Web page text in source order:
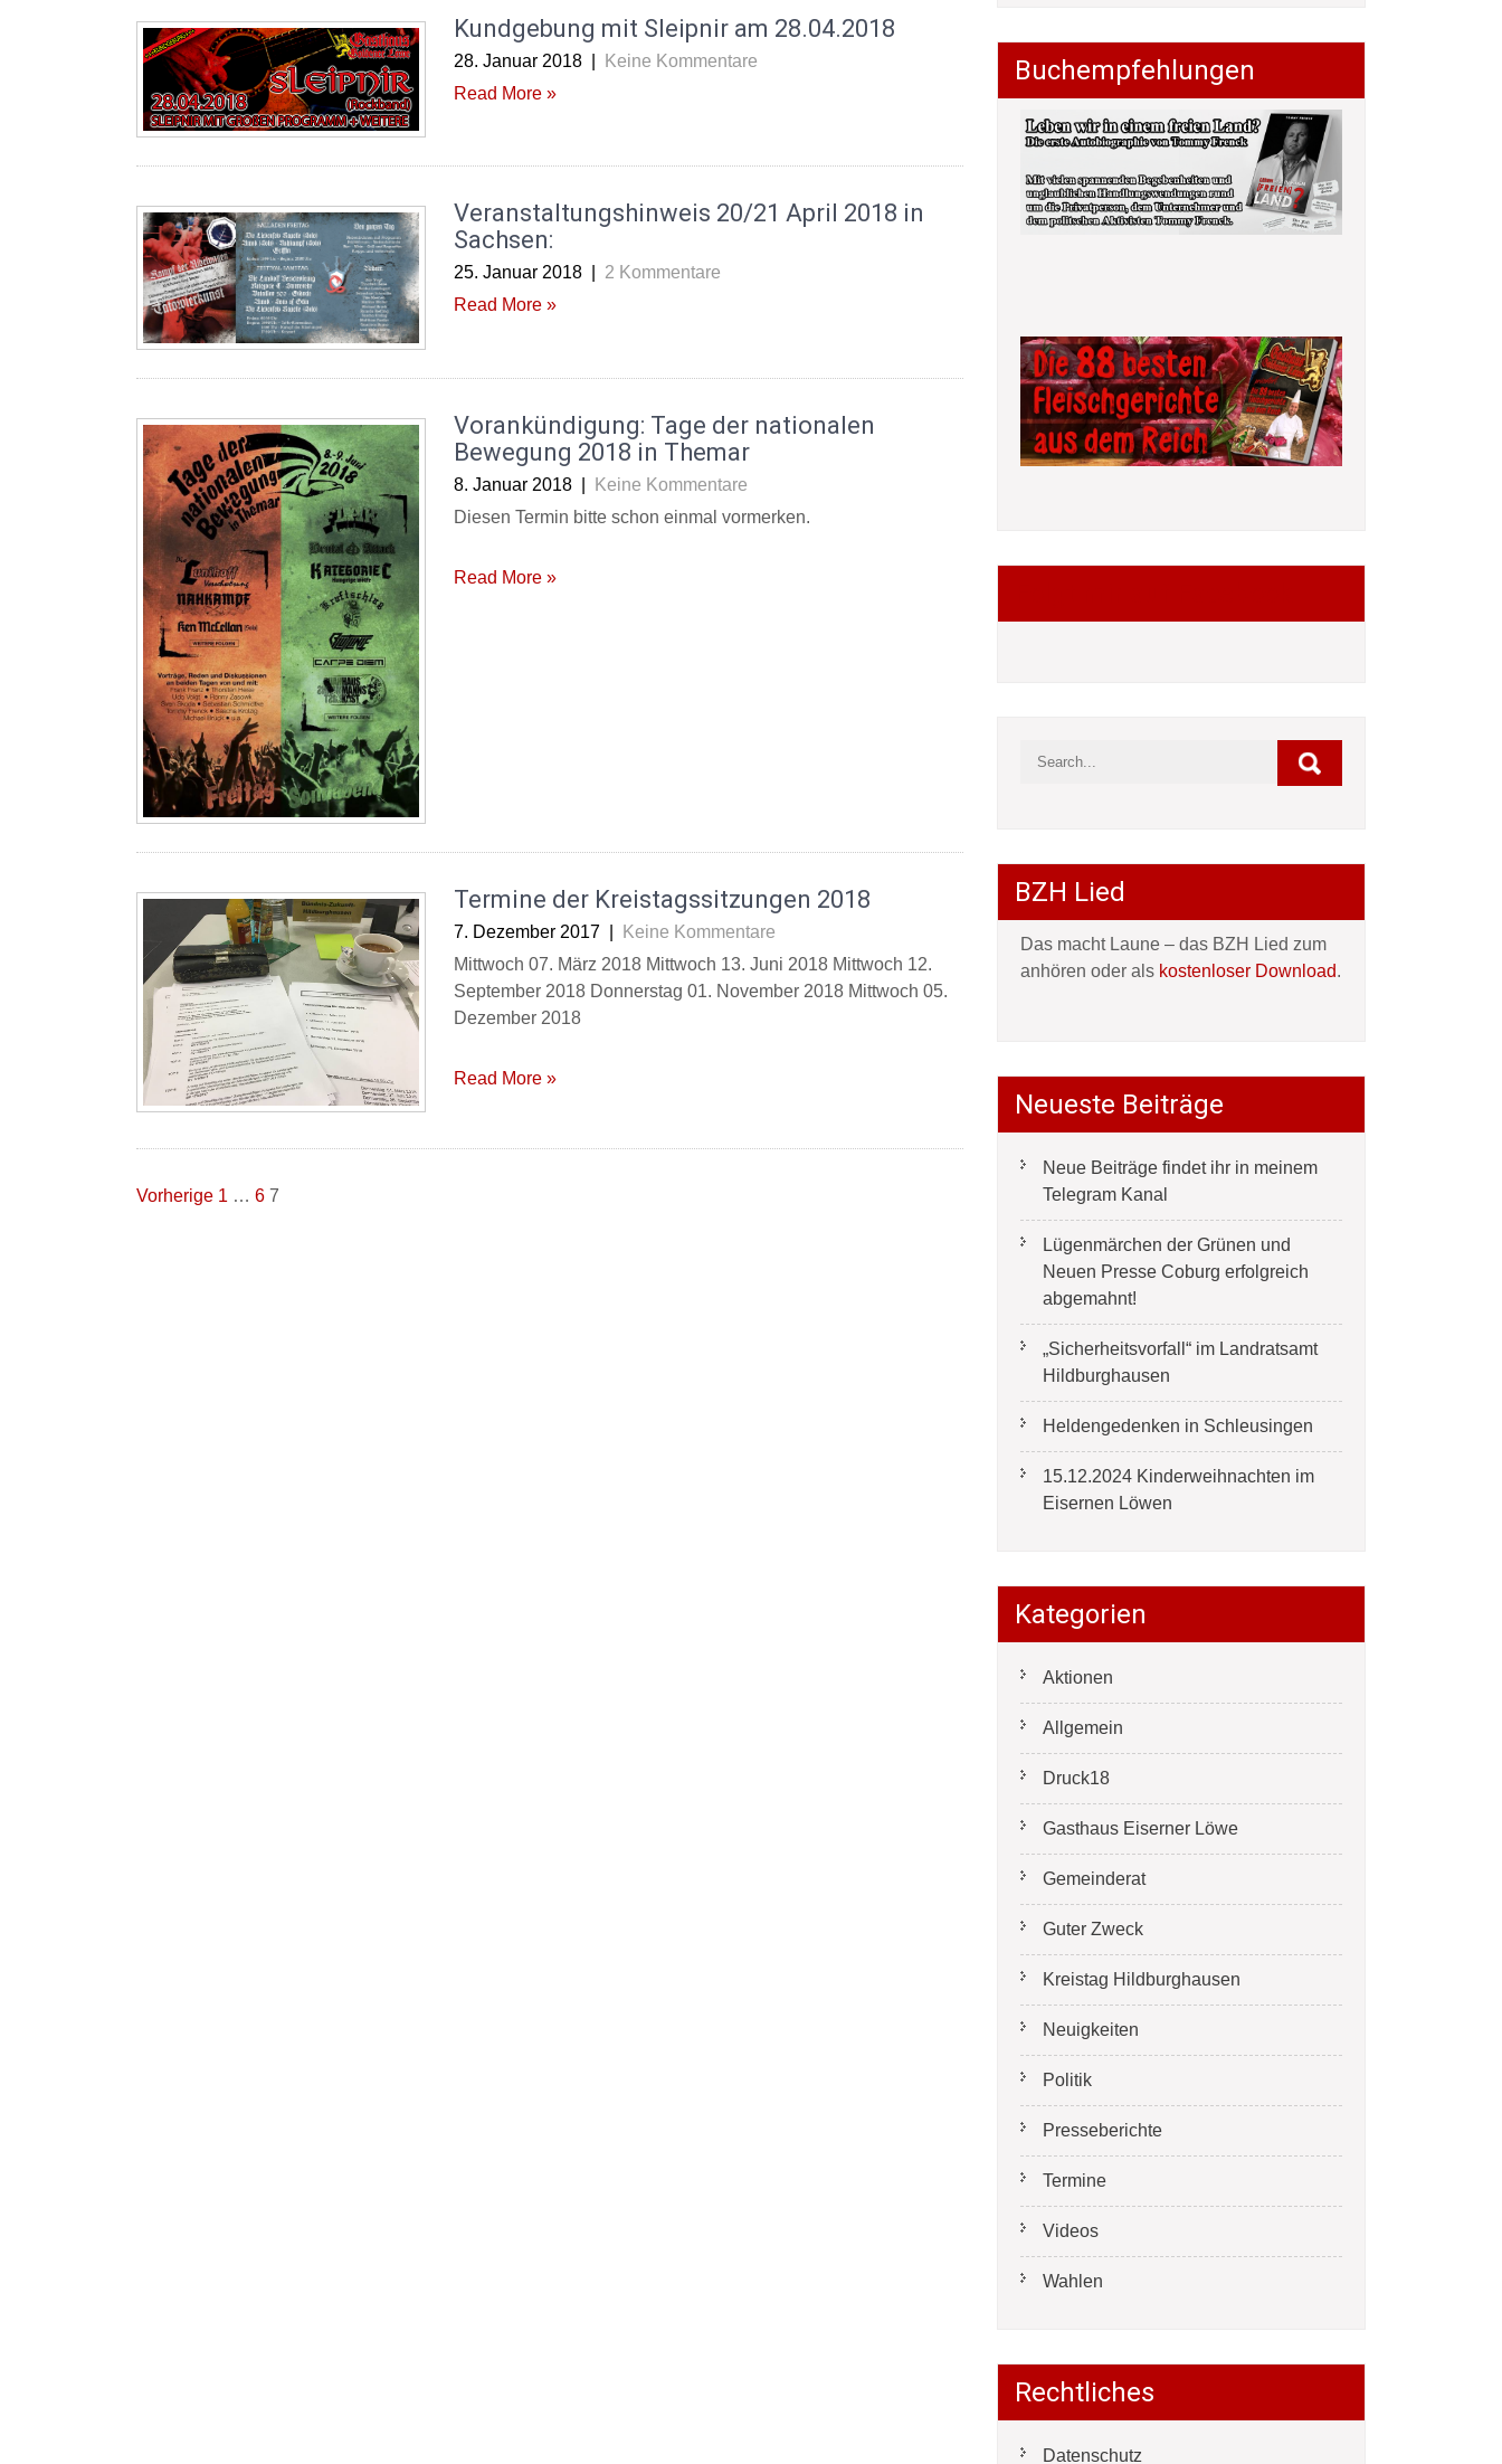
Kundgebung mit Sleipnir am 28.04.2018
28. Januar 2018
Keine Kommentare
Read More »
Veranstaltungshinweis 20/21 April 2018 in
Sachsen:
25. Januar 2018
2 Kommentare
Read More »
Vorankündigung: Tage der nationalen
Bewegung 2018 in Themar
8. Januar 2018
Keine Kommentare
Diesen Termin bitte schon einmal vormerken.
Read More »
Termine der Kreistagssitzungen 2018
7. Dezember 2017
Keine Kommentare
Mittwoch 07. März 2018 Mittwoch 13. Juni 2018 Mittwoch 12.
September 2018 Donnerstag 01. November 2018 Mittwoch 05.
Dezember 2018
Read More »
Seitennummerierung
Vorherige 1 … 6 7
Buchempfehlungen
BZH Lied
Das macht Laune – das BZH Lied zum
anhören oder als kostenloser Download.
Neueste Beiträge
Neue Beiträge findet ihr in meinem
Telegram Kanal
Lügenmärchen der Grünen und
Neuen Presse Coburg erfolgreich
abgemahnt!
„Sicherheitsvorfall“ im Landratsamt
Hildburghausen
Heldengedenken in Schleusingen
15.12.2024 Kinderweihnachten im
Eisernen Löwen
Kategorien
Aktionen
Allgemein
Druck18
Gasthaus Eiserner Löwe
Gemeinderat
Guter Zweck
Kreistag Hildburghausen
Neuigkeiten
Politik
Presseberichte
Termine
Videos
Wahlen
Rechtliches
Datenschutz